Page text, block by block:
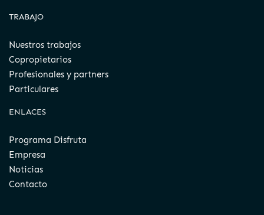
TRABAJO
Nuestros trabajos
Copropietarios
Profesionales y partners
Particulares
ENLACES
Programa Disfruta
Empresa
Noticias
Contacto